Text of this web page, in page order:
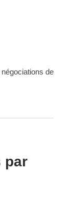
négociations de
par